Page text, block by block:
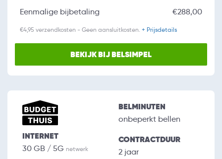
Eenmalige bijbetaling €288,00
€4,95 verzendkosten - Geen aansluitkosten. + Prijsdetails
BEKIJK BIJ BELSIMPEL
INTERNET
30 GB / 5G netwerk
BELMINUTEN
onbeperkt bellen
CONTRACTDUUR
2 jaar